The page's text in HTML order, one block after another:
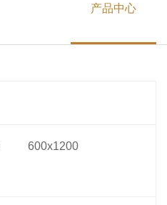
产品中心
600x1200